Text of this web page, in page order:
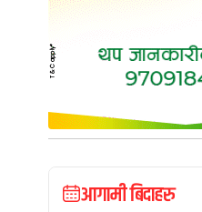
आगामी बिदाहरु